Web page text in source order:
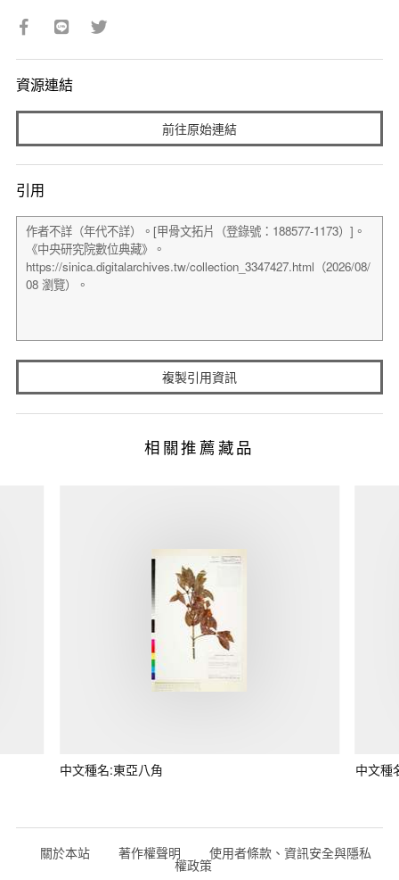
資源連結
前往原始連結
引用
複製引用資訊
相關推薦藏品
中文種名:東亞八角 中文種
關於本站 著作權聲明 使用者條款、資訊安全與隱私
權政策